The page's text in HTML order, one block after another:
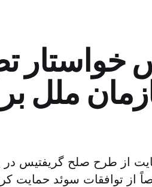
خواستار
ملل
از طرح صلح گریفتیس
از توافقات سوئد حمایت